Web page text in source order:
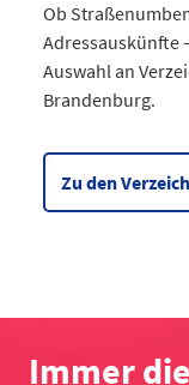
Kategorie
2013
7
2014
8
2015
8
2022
2
Ob
Adressauskünfte
Auswahl an
Brandenburg.
Zu den
Immer